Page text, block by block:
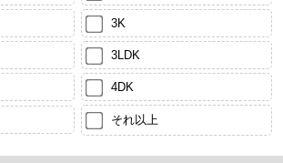
3K
3LDK
4DK
それ以上